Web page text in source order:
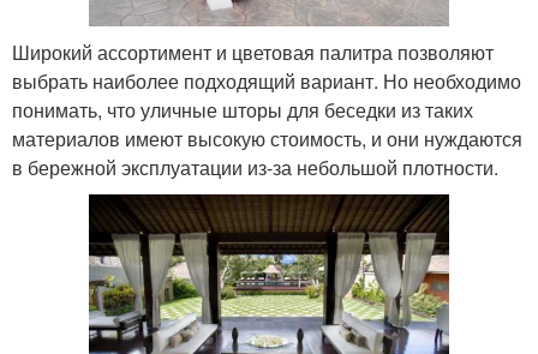
Широкий ассортимент и цветовая палитра позволяют
выбрать наиболее подходящий вариант. Но необходимо
понимать, что уличные шторы для беседки из таких
материалов имеют высокую стоимость, и они нуждаются
в бережной эксплуатации из-за небольшой плотности.